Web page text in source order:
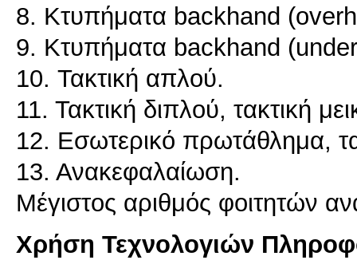
8. Κτυπήματα backhand
9. Κτυπήματα backhand
10. Τακτική απλού.
11. Τακτική διπλού, τακτική
12. Εσωτερικό πρωτάθλημα,
13. Ανακεφαλαίωση.
Μέγιστος αριθμός φοιτητών
Χρήση Τεχνολογιών